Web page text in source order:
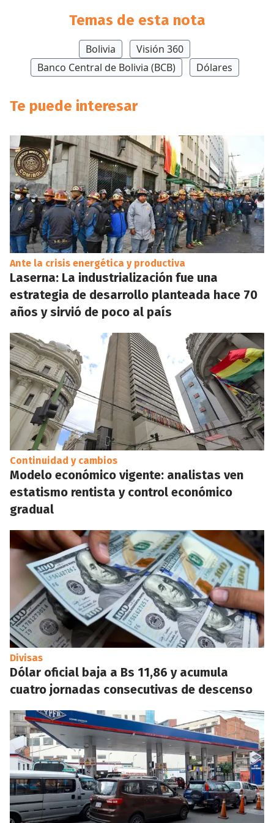
Temas de esta nota
Bolivia
Visión 360
Banco Central de Bolivia (BCB)
Dólares
Te puede interesar
Ante la crisis energética y productiva
Laserna: La industrialización fue una
estrategia de desarrollo planteada hace 70
años y sirvió de poco al país
Continuidad y cambios
Modelo económico vigente: analistas ven
estatismo rentista y control económico
gradual
Divisas
Dólar oficial baja a Bs 11,86 y acumula
cuatro jornadas consecutivas de descenso